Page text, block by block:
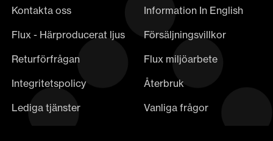
Kontakta oss
Information In English
Flux - Härproducerat ljus
Försäljningsvillkor
Returförfrågan
Flux miljöarbete
Integritetspolicy
Återbruk
Lediga tjänster
Vanliga frågor